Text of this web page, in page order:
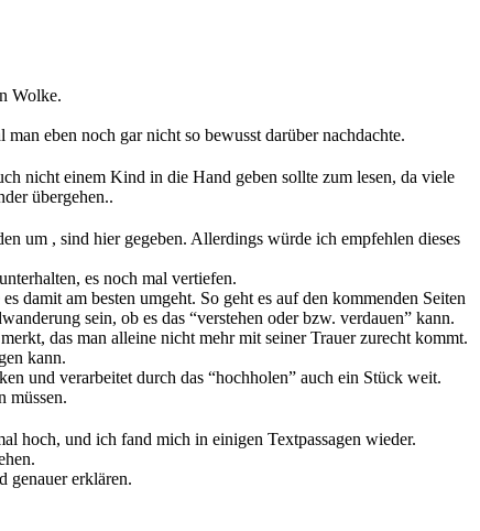
Wolke.
eben noch gar nicht so bewusst darüber nachdachte.
nicht einem Kind in die Hand geben sollte zum lesen, da viele
übergehen..
um , sind hier gegeben. Allerdings würde ich empfehlen dieses
es noch mal vertiefen.
damit am besten umgeht. So geht es auf den kommenden Seiten
sein, ob es das “verstehen oder bzw. verdauen” kann.
das man alleine nicht mehr mit seiner Trauer zurecht kommt.
kann.
und verarbeitet durch das “hochholen” auch ein Stück weit.
müssen.
hoch, und ich fand mich in einigen Textpassagen wieder.
genauer erklären.